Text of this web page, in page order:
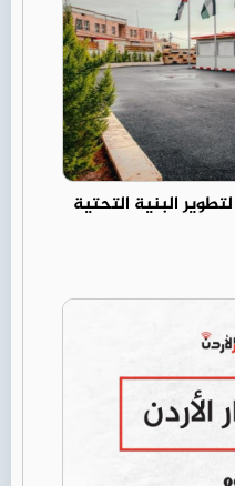
البنية التحتية